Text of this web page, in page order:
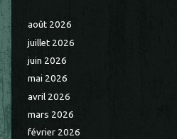
août 2026
juillet 2026
juin 2026
mai 2026
avril 2026
mars 2026
février 2026